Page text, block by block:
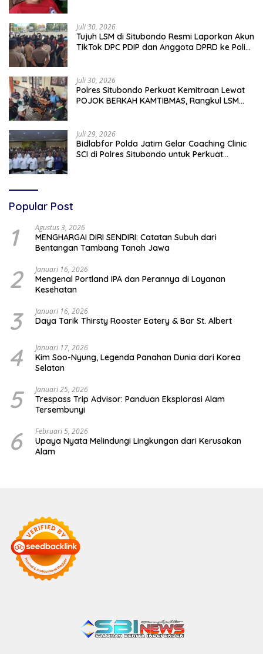
Juli 30, 2026
Tujuh LSM di Situbondo Resmi Laporkan Akun
TikTok DPC PDIP dan Anggota DPRD ke Polisi:
Juli 30, 2026
Polres Situbondo Perkuat Kemitraan Lewat
POJOK BERKAH KAMTIBMAS, Rangkul LSM
Juli 29, 2026
Bidlabfor Polda Jatim Gelar Coaching Clinic
SCI di Polres Situbondo untuk Perkuat
Popular Post
1 Agustus 3, 2026
MENGHARGAI DIRI SENDIRI: Catatan Subuh dari
Bentangan Tambang Tanah Jawa
2 Januari 16, 2026
Mengenal Portland IPA dan Perannya di Layanan
Kesehatan
3 Januari 16, 2026
Daya Tarik Thirsty Rooster Eatery & Bar St. Albert
4 Januari 17, 2026
Kim Soo-Nyung, Legenda Panahan Dunia dari Korea
Selatan
5 Januari 25, 2026
Trespass Trip Advisor: Panduan Eksplorasi Alam
Tersembunyi
6 Februari 5, 2026
Upaya Nyata Melindungi Lingkungan dari Kerusakan
Alam